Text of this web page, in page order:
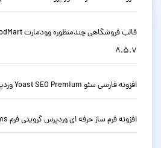
8.5.7
افزونه فارسی سئو Yoast SEO Premium وردپرس نسخه حرفه ای 28.2
افزونه فرم ساز حرفه ای وردپرس گرویتی فرم Gravity Forms نسخه 3.0.1